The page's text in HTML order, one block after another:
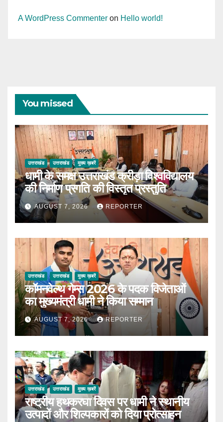
A WordPress Commenter on Hello world!
You missed
उत्तराखंड उत्तराखंड मुख्य ख़बरें
धामी के समक्ष उत्तराखंड क्रीड़ा विश्वविद्यालय
की निर्माण प्रगति की विस्तृत प्रस्तुति
AUGUST 7, 2026 REPORTER
उत्तराखंड उत्तराखंड मुख्य ख़बरें
कॉमनवेल्थ गेम्स 2026 के पदक विजेताओं
का मुख्यमंत्री धामी ने किया सम्मान
AUGUST 7, 2026 REPORTER
उत्तराखंड उत्तराखंड मुख्य ख़बरें
राष्ट्रीय हथकरघा दिवस पर धामी ने स्थानीय
उत्पादों और शिल्पकारों को दिया प्रोत्साहन